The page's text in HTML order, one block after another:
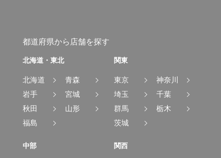
都道府県から店舗を探す
北海道・東北
北海道
青森
岩手
宮城
秋田
山形
福島
関東
東京
神奈川
埼玉
千葉
群馬
栃木
茨城
中部 関西